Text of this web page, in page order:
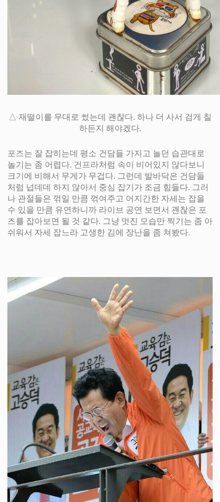
△ 재떨이를 무대로 썼는데 괜찮다. 하나 더 사서 검게 칠
하든지 해야겠다.
포즈는 잘 잡히는데 평소 건담들 가지고 놀던 습관대로
놀기는 좀 어렵다. 건프라처럼 속이 비어있지 않다보니
크기에 비해서 무게가 무겁다. 그런데 발바닥은 건담들
처럼 넙데데 하지 않아서 중심 잡기가 조금 힘들다. 그러
나 관절들은 꺾일 만큼 꺾여주고 어지간한 자세는 잡을
수 있을 만큼 유연하니까 라이브 공연 보면서 괜찮은 포
즈를 잡아보면 될 것 같다. 그냥 멋진 모습만 찍기는 좀 아
쉬워서 자세 잡느라 고생한 김에 장난을 좀 쳐봤다.